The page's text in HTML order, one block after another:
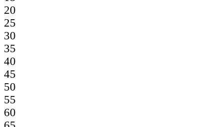
20
25
30
35
40
45
50
55
60